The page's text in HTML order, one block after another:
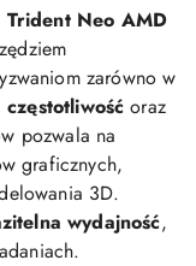
Trident Neo AMD
zarówno w
oraz
pozwala na
graficznych,
3D.
wydajność,